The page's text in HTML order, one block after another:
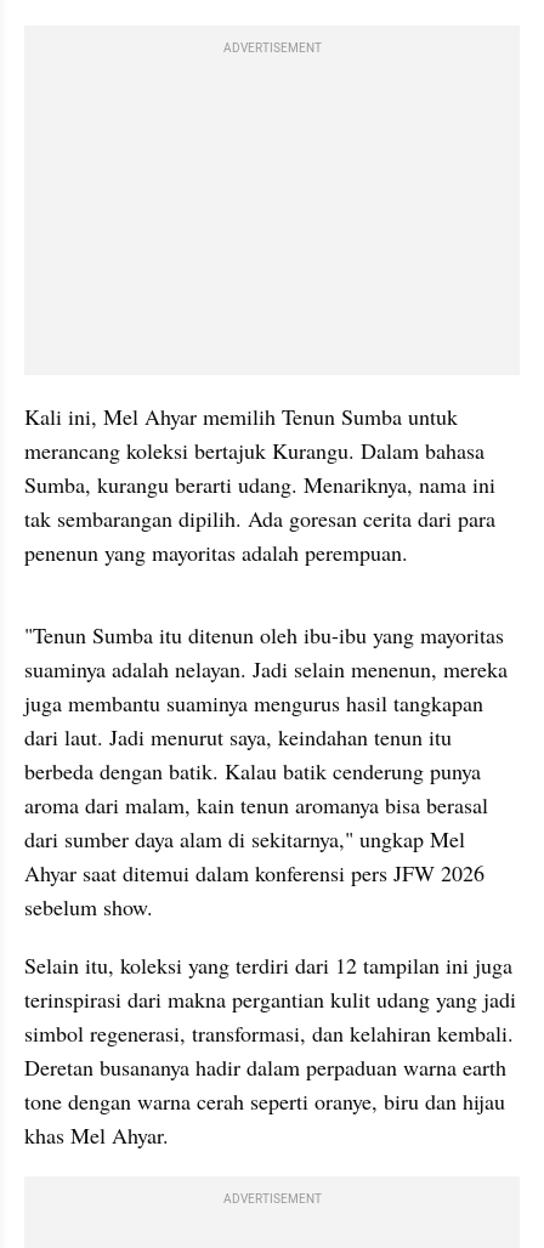
ADVERTISEMENT
Kali ini, Mel Ahyar memilih Tenun Sumba untuk
merancang koleksi bertajuk Kurangu. Dalam bahasa
Sumba, kurangu berarti udang. Menariknya, nama ini
tak sembarangan dipilih. Ada goresan cerita dari para
penenun yang mayoritas adalah perempuan.
"Tenun Sumba itu ditenun oleh ibu-ibu yang mayoritas
suaminya adalah nelayan. Jadi selain menenun, mereka
juga membantu suaminya mengurus hasil tangkapan
dari laut. Jadi menurut saya, keindahan tenun itu
berbeda dengan batik. Kalau batik cenderung punya
aroma dari malam, kain tenun aromanya bisa berasal
dari sumber daya alam di sekitarnya," ungkap Mel
Ahyar saat ditemui dalam konferensi pers JFW 2026
sebelum show.
Selain itu, koleksi yang terdiri dari 12 tampilan ini juga
terinspirasi dari makna pergantian kulit udang yang jadi
simbol regenerasi, transformasi, dan kelahiran kembali.
Deretan busananya hadir dalam perpaduan warna earth
tone dengan warna cerah seperti oranye, biru dan hijau
khas Mel Ahyar.
ADVERTISEMENT